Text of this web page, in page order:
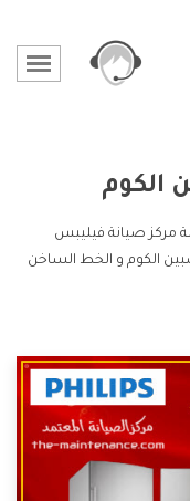
الكوم
مركز صيانة فيليبس
الكوم و الخط الساخن